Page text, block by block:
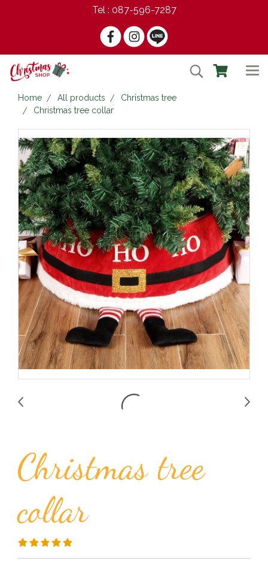
Tel : 087-596-7287
Home All products
Christmas tree
Christmas tree collar
Christmas tree
collar